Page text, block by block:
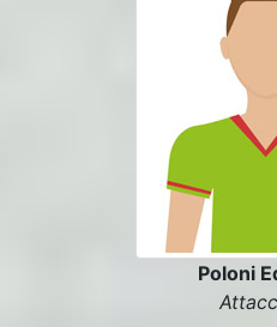
Poloni